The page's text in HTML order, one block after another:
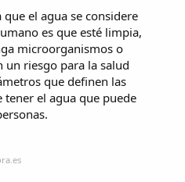
el agua se considere
es que esté limpia,
microorganismos o
un riesgo para la salud
que definen las
tener el agua que puede